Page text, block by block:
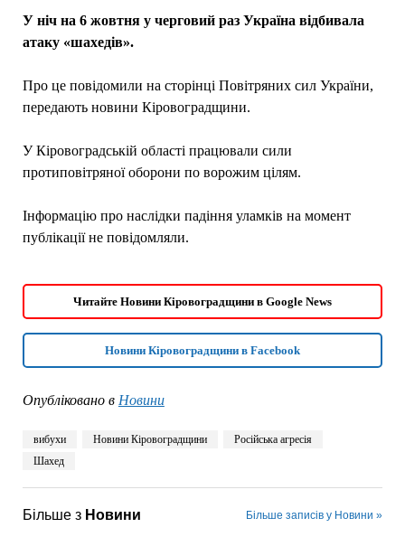
У ніч на 6 жовтня у черговий раз Україна відбивала
атаку «шахедів».
Про це повідомили на сторінці Повітряних сил України,
передають новини Кіровоградщини.
У Кіровоградській області працювали сили
протиповітряної оборони по ворожим цілям.
Інформацію про наслідки падіння уламків на момент
публікації не повідомляли.
Читайте Новини Кіровоградщини в Google News
Новини Кіровоградщини в Facebook
Опубліковано в Новини
вибухи Новини Кіровоградщини
Російська агресія
Шахед
Більше з Новини Більше записів у Новини »